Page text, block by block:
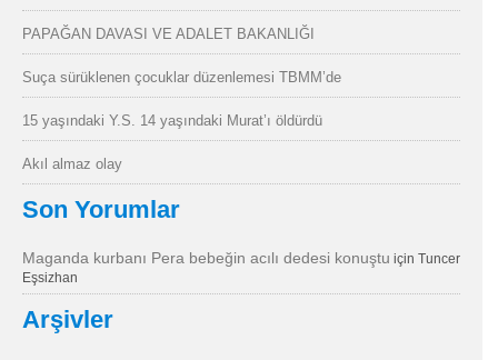
PAPAĞAN DAVASI VE ADALET BAKANLIĞI
Suça sürüklenen çocuklar düzenlemesi TBMM’de
15 yaşındaki Y.S. 14 yaşındaki Murat’ı öldürdü
Akıl almaz olay
Son Yorumlar
Maganda kurbanı Pera bebeğin acılı dedesi konuştu için Tuncer
Eşsizhan
Arşivler